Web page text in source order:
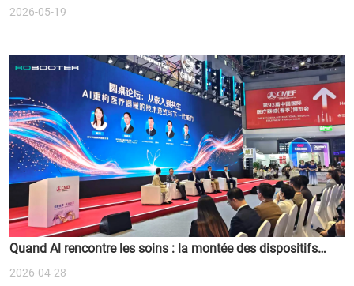
l'ATSA Sydney Expo 2026
2026-05-19
Quand Al rencontre les soins : la montée des dispositifs
médicaux intelligents
2026-04-28